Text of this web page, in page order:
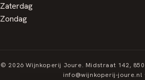
Zaterdag
Zondag
© 2026 Wijnkoperij Joure. Midstraat 142,
info@wijnkoperij-joure.nl